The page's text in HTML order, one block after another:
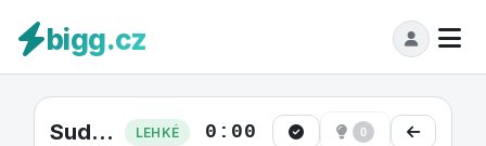
bigg.cz
Sudoku Lehká #39 LEHKÉ 0:00 0